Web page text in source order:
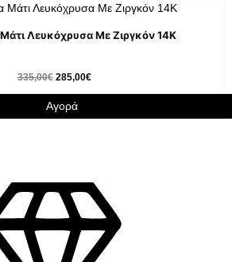
Λευκόχρυσα Με Ζιργκόν 14K
335,00€ 285,00€
Αγορά